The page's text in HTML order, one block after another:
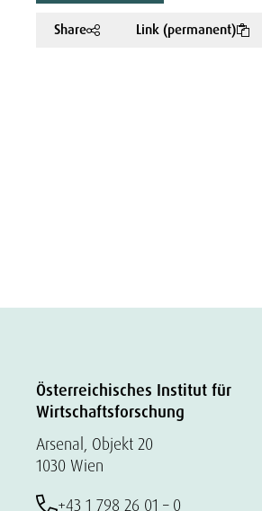
Share Link (permanent)
Österreichisches Institut für
Wirtschaftsforschung
Arsenal, Objekt 20
1030 Wien
+43 1 798 26 01 – 0